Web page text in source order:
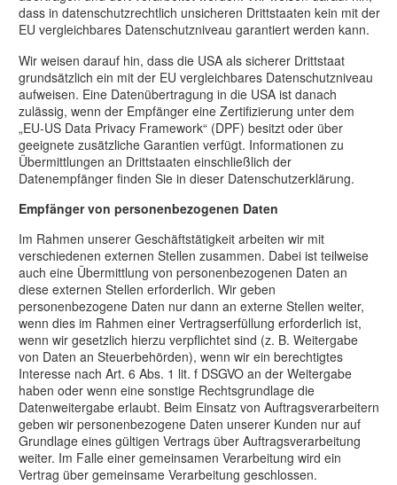
dass in datenschutzrechtlich unsicheren Drittstaaten kein mit der
EU vergleichbares Datenschutzniveau garantiert werden kann.
Wir weisen darauf hin, dass die USA als sicherer Drittstaat
grundsätzlich ein mit der EU vergleichbares Datenschutzniveau
aufweisen. Eine Datenübertragung in die USA ist danach
zulässig, wenn der Empfänger eine Zertifizierung unter dem
„EU-US Data Privacy Framework“ (DPF) besitzt oder über
geeignete zusätzliche Garantien verfügt. Informationen zu
Übermittlungen an Drittstaaten einschließlich der
Datenempfänger finden Sie in dieser Datenschutzerklärung.
Empfänger von personenbezogenen Daten
Im Rahmen unserer Geschäftstätigkeit arbeiten wir mit
verschiedenen externen Stellen zusammen. Dabei ist teilweise
auch eine Übermittlung von personenbezogenen Daten an
diese externen Stellen erforderlich. Wir geben
personenbezogene Daten nur dann an externe Stellen weiter,
wenn dies im Rahmen einer Vertragserfüllung erforderlich ist,
wenn wir gesetzlich hierzu verpflichtet sind (z. B. Weitergabe
von Daten an Steuerbehörden), wenn wir ein berechtigtes
Interesse nach Art. 6 Abs. 1 lit. f DSGVO an der Weitergabe
haben oder wenn eine sonstige Rechtsgrundlage die
Datenweitergabe erlaubt. Beim Einsatz von Auftragsverarbeitern
geben wir personenbezogene Daten unserer Kunden nur auf
Grundlage eines gültigen Vertrags über Auftragsverarbeitung
weiter. Im Falle einer gemeinsamen Verarbeitung wird ein
Vertrag über gemeinsame Verarbeitung geschlossen.